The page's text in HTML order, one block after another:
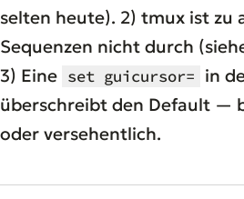
selten heute). 2) tmux ist zu
Sequenzen nicht durch
3) Eine set guicursor= in
überschreibt den Default —
oder versehentlich.